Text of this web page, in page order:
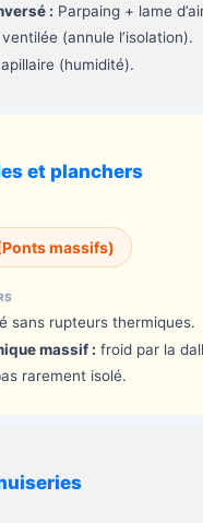
: Parpaing + lame
ventilée (annule l’isolation).
(humidité).
et planchers
massifs)
sans rupteurs thermiques.
massif : froid par la
rarement isolé.